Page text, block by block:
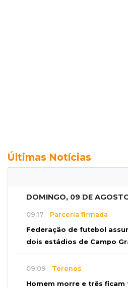
Últimas Notícias
DOMINGO, 09 DE
09:17 Parceria firmada
Federação de futebol
dois estádios de Campo
09:09 Terenos
Homem morre e três ficam